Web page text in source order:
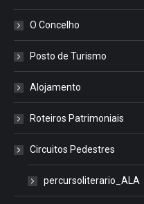
O Concelho
Posto de Turismo
Alojamento
Roteiros Patrimoniais
Circuitos Pedestres
percursoliterario_ALA